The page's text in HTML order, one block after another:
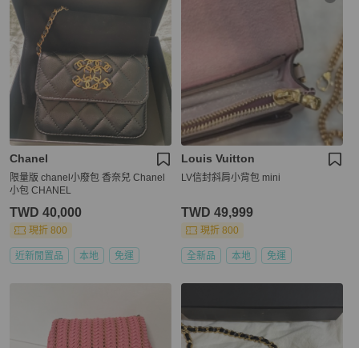
Chanel
限量版 chanel小廢包 香奈兒 Chanel
小包 CHANEL
TWD 40,000
現折 800
近新閒置品 本地 免運
Louis Vuitton
LV信封斜肩小背包 mini
TWD 49,999
現折 800
全新品 本地 免運